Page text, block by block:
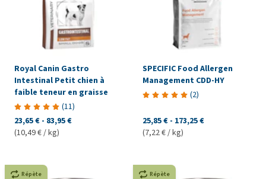
Royal Canin Gastro
Intestinal Petit chien à
faible teneur en graisse
(11)
23,65 € - 83,95 €
(10,49 € / kg)
SPECIFIC Food Allergen
Management CDD-HY
(2)
25,85 € - 173,25 €
(7,22 € / kg)
Répète Répète